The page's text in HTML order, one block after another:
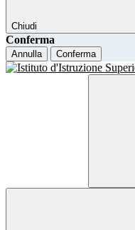
Chiudi
Conferma
Annulla Conferma